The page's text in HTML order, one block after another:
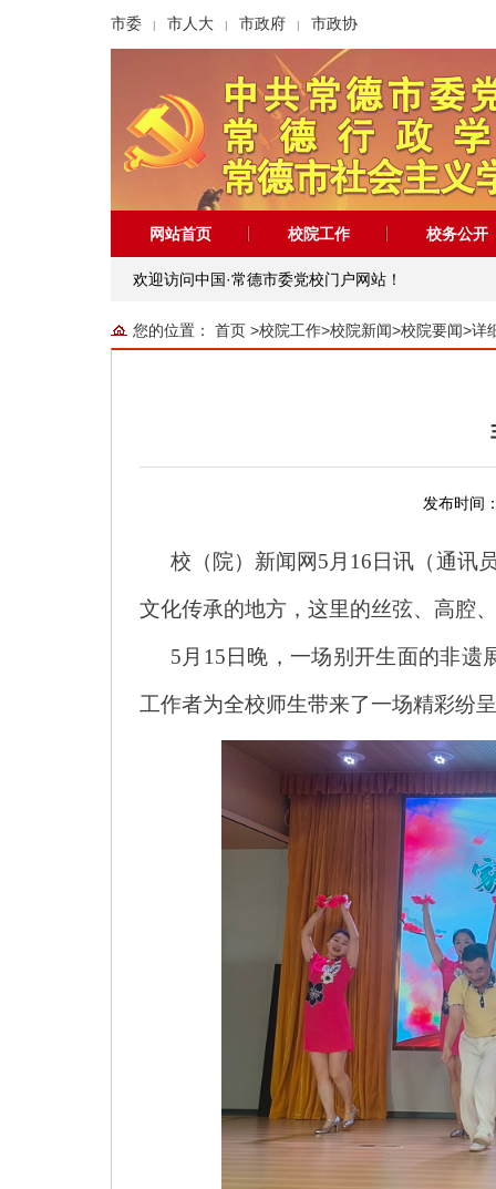
市委 | 市人大 | 市政府 | 市政协
网站首页 校院工作 校务公开
欢迎访问中国·常德市委党校门户网站！
您的位置： 首页 >校院工作>校院新闻>校院要闻>详
发布时间
校（院）新闻网5月16日讯（通讯
文化传承的地方，这里的丝弦、高腔
5月15日晚，一场别开生面的非
工作者为全校师生带来了一场精彩纷